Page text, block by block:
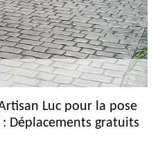
Luc pour la pose
Déplacements gratuits